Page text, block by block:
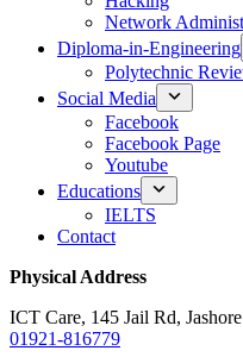
Network
Diploma-in-Engineering
Polytechnic
Social Media
Facebook
Facebook Page
Youtube
Educations
IELTS
Contact
Physical Address
ICT Care, 145 Jail Rd, Jashore
01921-816779